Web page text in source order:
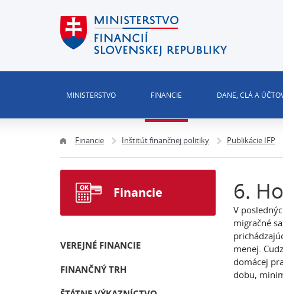
MINISTERSTVO FINANCIE DANE, CLÁ A
Financie Inštitút finančnej politiky Publikácie IFP
6.
V
migračné
menej.
domácej
dobu,
Financie
VEREJNÉ FINANCIE
FINANČNÝ TRH